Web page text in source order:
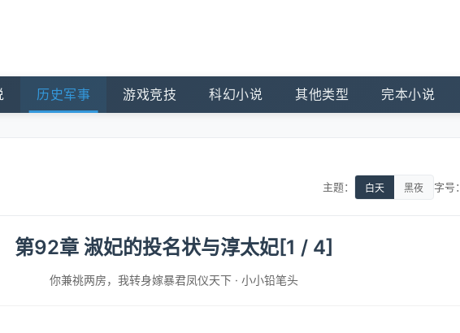
历史军事 游戏竞技 科幻小说 其他类型 完本小说
主题： 白天 黑夜 字号：
第92章 淑妃的投名状与淳太妃[1 / 4]
你兼祧两房，我转身嫁暴君凤仪天下 · 小小铅笔头